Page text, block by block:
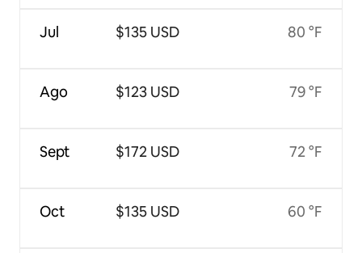
Jul
Ago
Sept
Oct
$135 USD
$123 USD
$172 USD
$135 USD
80 °F
79 °F
72 °F
60 °F